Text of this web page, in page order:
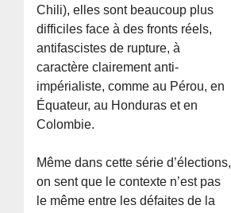
Chili), elles sont beaucoup plus
difficiles face à des fronts réels,
antifascistes de rupture, à
caractère clairement anti-
impérialiste, comme au Pérou, en
Équateur, au Honduras et en
Colombie.
Même dans cette série d’élections,
on sent que le contexte n’est pas
le même entre les défaites de la